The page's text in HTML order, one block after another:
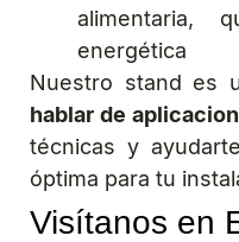
alimentaria,
energética
Nuestro stand es
hablar de
técnicas y
óptima para tu
Visítanos en